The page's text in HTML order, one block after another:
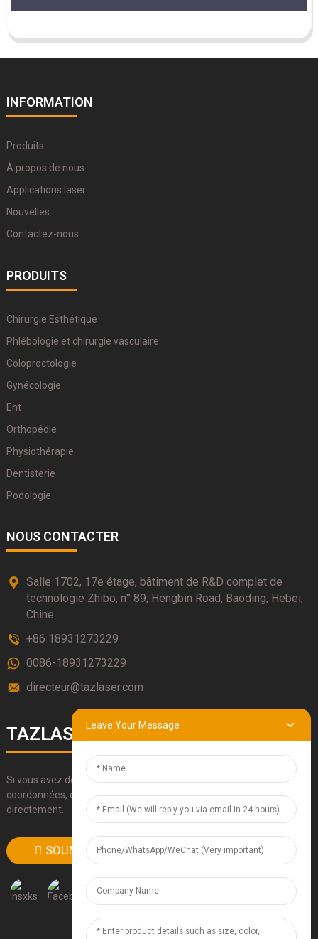
INFORMATION
Produits
À propos de nous
Applications laser
Nouvelles
Contactez-nous
PRODUITS
Chirurgie Esthétique
Phlébologie et chirurgie vasculaire
Coloproctologie
Gynécologie
Ent
Orthopédie
Physiothérapie
Dentisterie
Podologie
NOUS CONTACTER
Salle 1702, 17e étage, bâtiment de R&D complet de
technologie Zhibo, n° 89, Hengbin Road, Baoding, Hebei,
Chine
+86 18931273229
0086-18931273229
directeur@tazlaser.com
TAZLASERS
Si vous avez des questions sur nos produits, veuillez utiliser nos
coordonnées, envoyez-nous un e-mail ou appelez-nous
directement.
SOUMETTRE
Leave Your Message